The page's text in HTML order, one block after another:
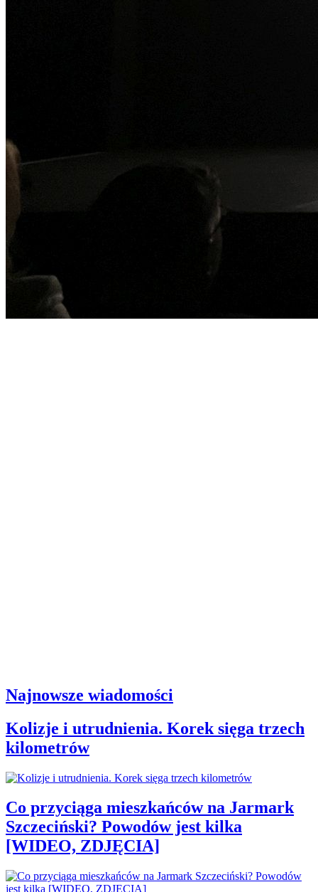
Najnowsze wiadomości
Kolizje i utrudnienia. Korek sięga trzech
kilometrów
Co przyciąga mieszkańców na Jarmark
Szczeciński? Powodów jest kilka
[WIDEO, ZDJĘCIA]